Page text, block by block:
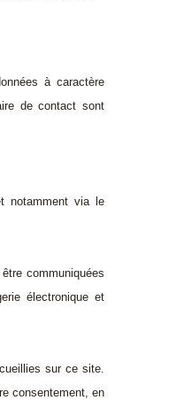
à caractère
de contact sont
notamment via le
communiquées
électronique et
sur ce site.
consentement, en